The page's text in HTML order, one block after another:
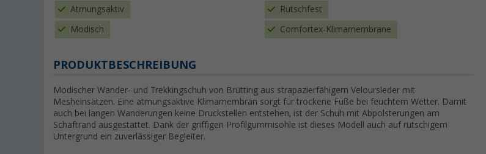
Atmungsaktiv Rutschfest
Modisch Comfortex-Klimamembrane
PRODUKTBESCHREIBUNG
Modischer Wander- und Trekkingschuh von Brütting aus strapazierfähigem Veloursleder mit
Mesheinsätzen. Eine atmungsaktive Klimamembran sorgt für trockene Füße bei feuchtem Wetter. Damit
auch bei langen Wanderungen keine Druckstellen entstehen, ist der Schuh mit Abpolsterungen am
Schaftrand ausgestattet. Dank der griffigen Profilgummisohle ist dieses Modell auch auf rutschigem
Untergrund ein zuverlässiger Begleiter.